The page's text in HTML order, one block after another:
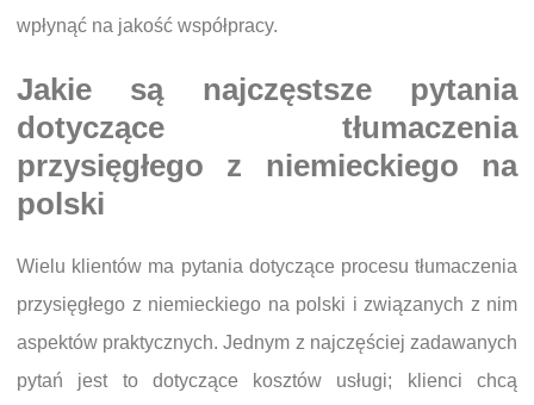
wpłynąć na jakość współpracy.
Jakie są najczęstsze pytania
dotyczące tłumaczenia
przysięgłego z niemieckiego na
polski
Wielu klientów ma pytania dotyczące procesu tłumaczenia
przysięgłego z niemieckiego na polski i związanych z nim
aspektów praktycznych. Jednym z najczęściej zadawanych
pytań jest to dotyczące kosztów usługi; klienci chcą